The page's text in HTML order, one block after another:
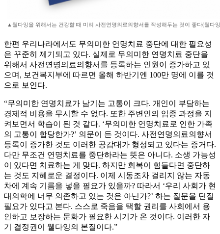
▲웰다잉을 위해서는 건강할 때 미리 사전연명의료의향서를 작성해두는 것이 좋다(웰다
한편 우리나라에서도 무의미한 연명치료 중단에 대한 필요성
은 꾸준히 제기되고 있다. 실제로 무의미한 연명치료 중단을
위해서 사전연명의료의향서를 등록하는 인원이 증가하고 있
으며, 보건복지부에 따르면 올해 하반기엔 100만 명에 이를 것
으로 보인다.
“무의미한 연명치료가 남기는 고통이 크다. 개인이 부담하는
경제적 비용을 무시할 수 없다. 또한 주변인의 임종 과정을 지
켜보면서 학습이 된 것 같다. ‘무의미한 연명치료로 인한 가족
의 고통이 합당한가?’ 의문이 든 것이다. 사전연명의료의향서
등록이 증가한 것도 이러한 공감대가 형성되고 있다는 증거다.
다만 무조건 연명치료를 중단하라는 뜻은 아니다. 소생 가능성
이 있다면 치료하는 게 맞다. 하지만 회복이 힘들다면 중단하
는 것도 지혜로운 결정이다. 이제 시동조차 걸리지 않는 자동
차에 계속 기름을 넣을 필요가 있을까? 따라서 ‘우리 사회가 현
대의학에 너무 의존하고 있는 것은 아닌가?’ 하는 질문을 던질
필요가 있다고 본다. 스스로 죽음을 택할 권리를 사회에서 용
인하고 보장하는 문화가 필요한 시기가 온 것이다. 이러한 자
기 결정권이 웰다잉의 본질이다.”